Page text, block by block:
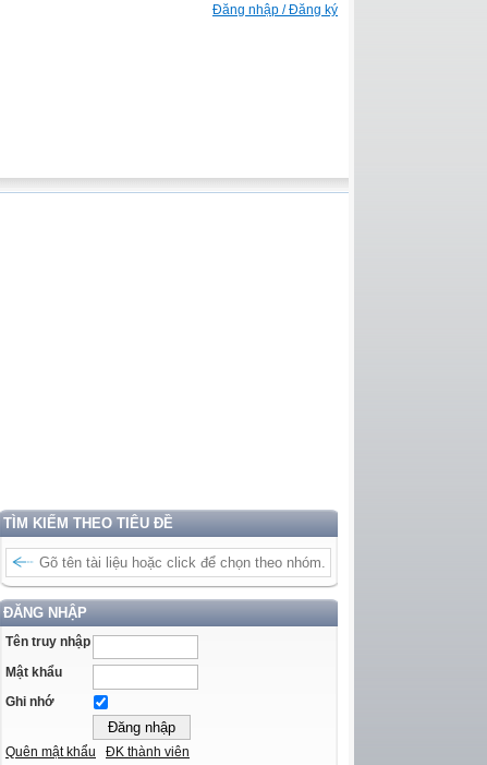
Đăng nhập / Đăng ký
TÌM KIẾM THEO TIÊU ĐỀ
ĐĂNG NHẬP
Tên truy nhập
Mật khẩu
Ghi nhớ
Quên mật khẩu ĐK thành viên